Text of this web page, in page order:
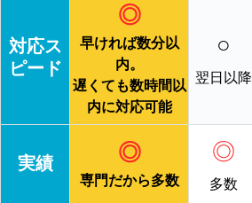
対応ス
ピード
◎
早ければ数分以
内。
遅くても数時間以
内に対応可能
○
翌日以降
実績 ◎
専門だから多数
◎
多数